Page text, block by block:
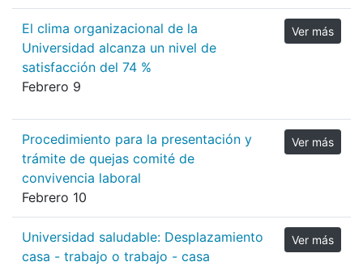
El clima organizacional de la
Universidad alcanza un nivel de
satisfacción del 74 %
Febrero 9
Ver más
Procedimiento para la presentación y
trámite de quejas comité de
convivencia laboral
Febrero 10
Ver más
Universidad saludable: Desplazamiento
casa - trabajo o trabajo - casa
Ver más